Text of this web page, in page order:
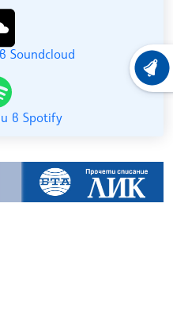
Soundcloud
в Spotify